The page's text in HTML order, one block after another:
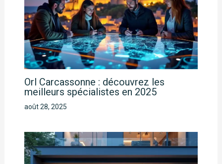
Orl Carcassonne : découvrez les
meilleurs spécialistes en 2025
août 28, 2025